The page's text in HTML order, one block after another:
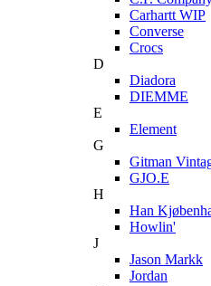
Carhartt WIP
Converse
Crocs
D
Diadora
DIEMME
E
Element
G
Gitman
GJO.E
H
Han
Howlin'
J
Jason Markk
Jordan